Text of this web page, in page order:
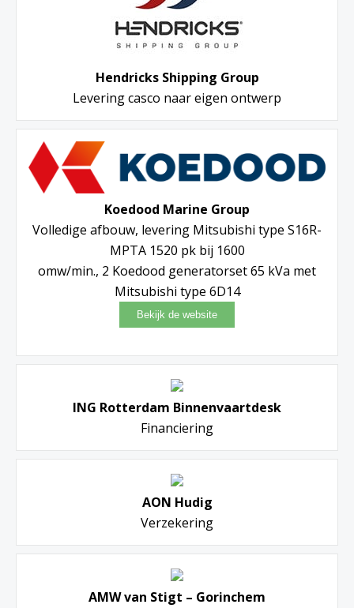
Hendricks Shipping Group
Levering casco naar eigen ontwerp
Koedood Marine Group
Volledige afbouw, levering Mitsubishi type S16R-
MPTA 1520 pk bij 1600
omw/min., 2 Koedood generatorset 65 kVa met
Mitsubishi type 6D14
ING Rotterdam Binnenvaartdesk
Financiering
AON Hudig
Verzekering
AMW van Stigt – Gorinchem